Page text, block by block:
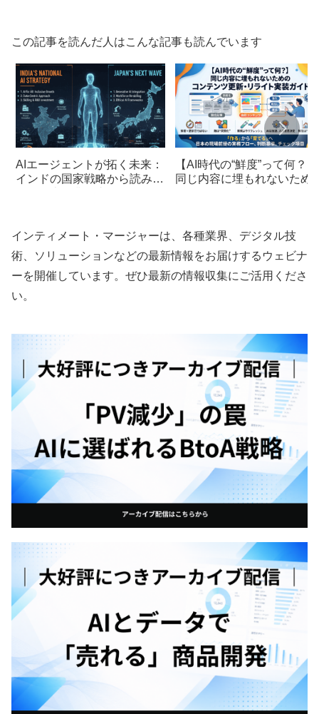
この記事を読んだ人はこんな記事も読んでいます
AIエージェントが拓く未来：
インドの国家戦略から読み解
【AI時代の“鮮度”って何？】
同じ内容に埋もれないため
インティメート・マージャーは、各種業界、デジタル技
術、ソリューションなどの最新情報をお届けするウェビナ
ーを開催しています。ぜひ最新の情報収集にご活用くださ
い。